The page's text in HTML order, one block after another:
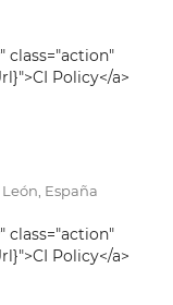
class="action"
Policy</a>
España
class="action"
Policy</a>